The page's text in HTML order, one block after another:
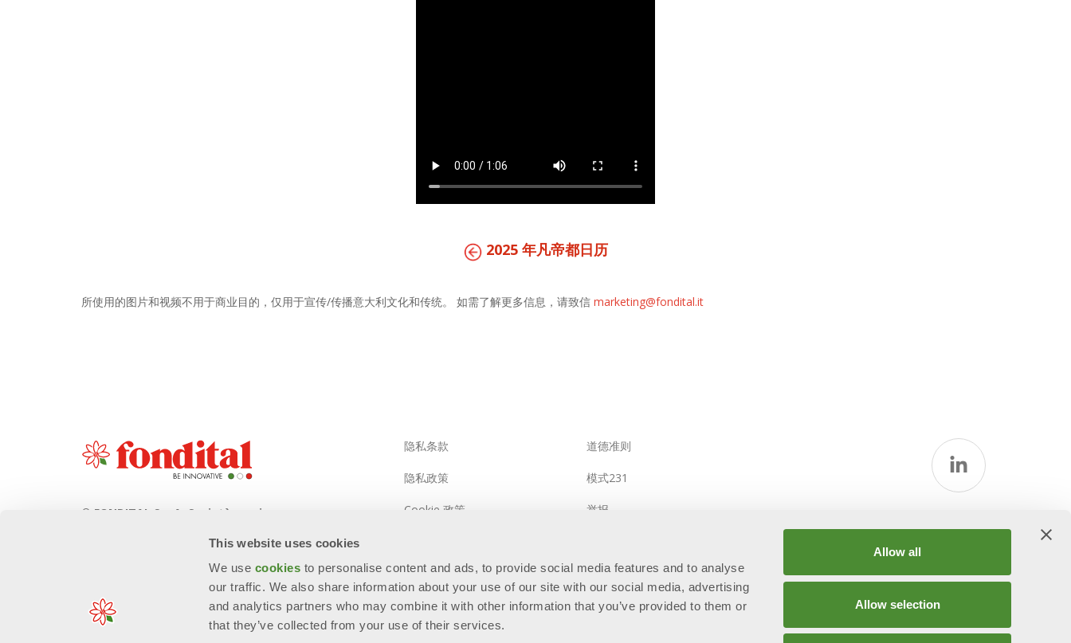
This website uses cookies
We use cookies to personalise content and ads, to provide social media features and to analyse
our traffic. We also share information about your use of our site with our social media, advertising
and analytics partners who may combine it with other information that you’ve provided to them or
that they’ve collected from your use of their services.
Allow all
Allow selection
2025 年凡帝都日历
所使用的图片和视频不用于商业目的，仅用于宣传/传播意大利文化和传统。 如需了解更多信息，请致信 marketing@fondital.it
© FONDITAL S.p.A. Società a unico
Sede Legale e Amministrativa
意大利布雷西亚省沃巴尔诺市Cerreto 路
隐私条款
隐私政策
Cookie 政策
网站地图
道德准则
模式231
举报